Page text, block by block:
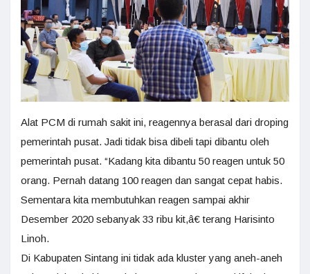
Alat PCM di rumah sakit ini, reagennya berasal dari droping
pemerintah pusat. Jadi tidak bisa dibeli tapi dibantu oleh
pemerintah pusat. “Kadang kita dibantu 50 reagen untuk 50
orang. Pernah datang 100 reagen dan sangat cepat habis.
Sementara kita membutuhkan reagen sampai akhir
Desember 2020 sebanyak 33 ribu kit,â€ terang Harisinto
Linoh.
Di Kabupaten Sintang ini tidak ada kluster yang aneh-aneh